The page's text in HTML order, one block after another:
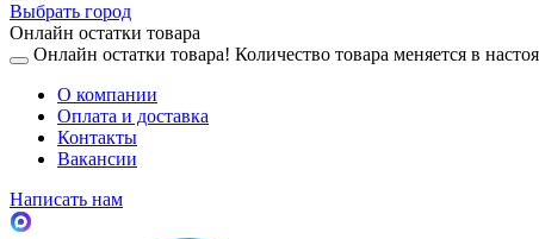
Выбрать город
Онлайн остатки товара
Онлайн остатки товара! Количество товара меняется в
О компании
Оплата и доставка
Контакты
Вакансии
Написать нам